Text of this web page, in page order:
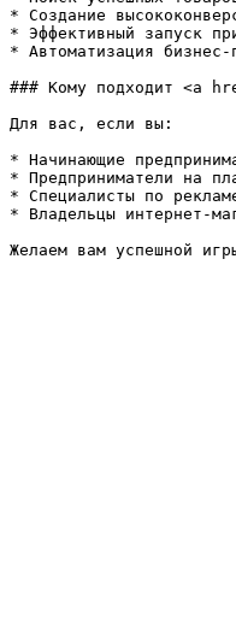
* Создание
* Эффективный запуск
* Автоматизация бизнес-
### Кому подходит <a
Для вас, если вы:
* Начинающие
* Предприниматели на
* Специалисты по
* Владельцы интернет-